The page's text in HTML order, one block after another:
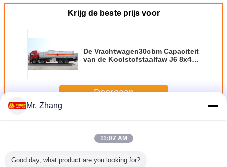
Krijg de beste prijs voor
De Vrachtwagen30cbm Capaciteit
van de Koolstofstaalfaw J6 8x4
Doorgaan
MeerTankervrachtwagen
Mr. Zhang
11:07 AM
Good day, what product are you looking for?